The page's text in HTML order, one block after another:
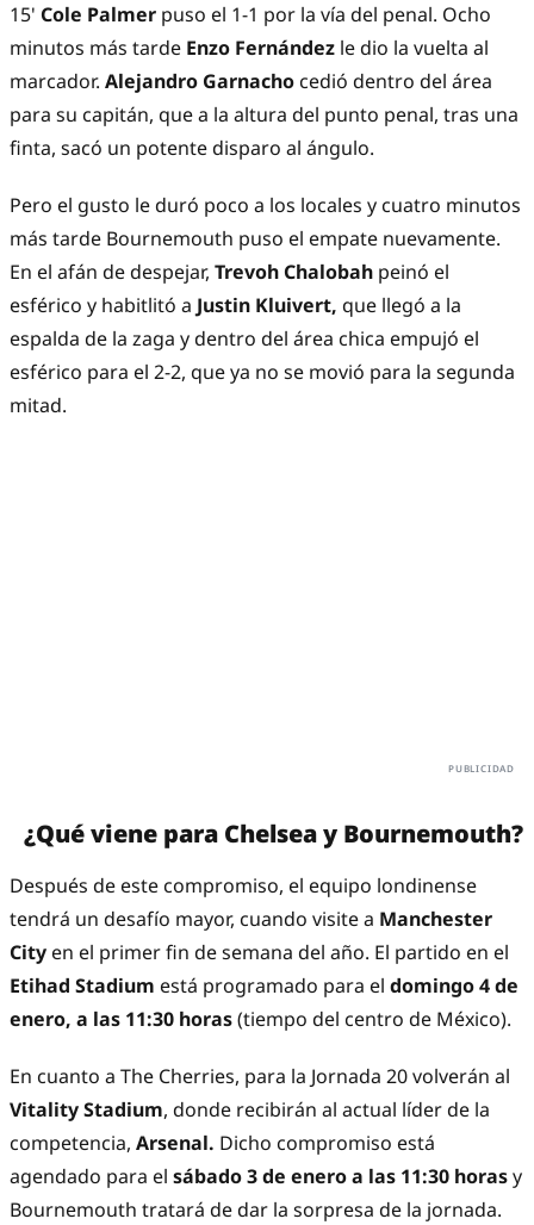
15' Cole Palmer puso el 1-1 por la vía del penal. Ocho
minutos más tarde Enzo Fernández le dio la vuelta al
marcador. Alejandro Garnacho cedió dentro del área
para su capitán, que a la altura del punto penal, tras una
finta, sacó un potente disparo al ángulo.
Pero el gusto le duró poco a los locales y cuatro minutos
más tarde Bournemouth puso el empate nuevamente.
En el afán de despejar, Trevoh Chalobah peinó el
esférico y habitlitó a Justin Kluivert, que llegó a la
espalda de la zaga y dentro del área chica empujó el
esférico para el 2-2, que ya no se movió para la segunda
mitad.
¿Qué viene para Chelsea y Bournemouth?
Después de este compromiso, el equipo londinense
tendrá un desafío mayor, cuando visite a Manchester
City en el primer fin de semana del año. El partido en el
Etihad Stadium está programado para el domingo 4 de
enero, a las 11:30 horas(tiempo del centro de México).
En cuanto a The Cherries, para la Jornada 20 volverán al
Vitality Stadium, donde recibirán al actual líder de la
competencia, Arsenal. Dicho compromiso está
agendado para el sábado 3 de enero a las 11:30 horasy
Bournemouth tratará de dar la sorpresa de la jornada.